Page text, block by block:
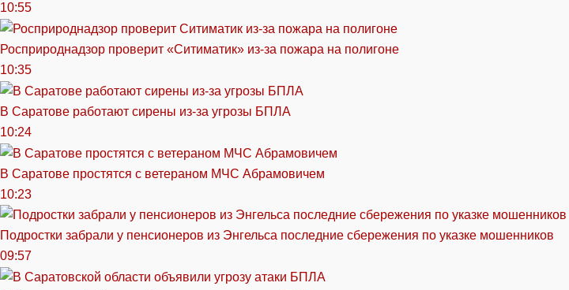
10:55
Росприроднадзор проверит «Ситиматик» из-за пожара на полигоне
10:35
В Саратове работают сирены из-за угрозы БПЛА
10:24
В Саратове простятся с ветераном МЧС Абрамовичем
10:23
Подростки забрали у пенсионеров из Энгельса последние сбережения по указке мошенников
09:57